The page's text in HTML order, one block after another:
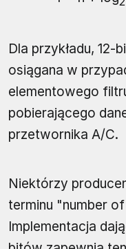
Dla przykładu,
osiągana w
elementowego
pobierającego
przetwornika A/C.
Niektórzy
terminu "number
Implementacja